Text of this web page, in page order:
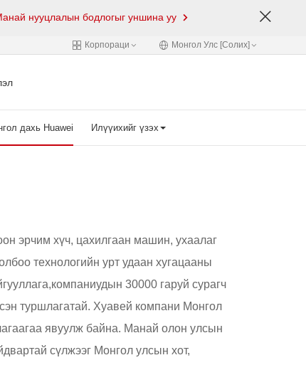
нууцлалын бодлогыг уншина уу
Корпораци Монгол Улс [Cолих]
дахь Huawei Илүүихийг үзэх
эрчим хүч, цахилгаан машин, ухаалаг
технологийн урт удаан хугацааны
30000 гаруй сурагч
туршлагатай. Хуавей компани Монгол
явуулж байна. Манай олон улсын
сүлжээг Монгол улсын хот,